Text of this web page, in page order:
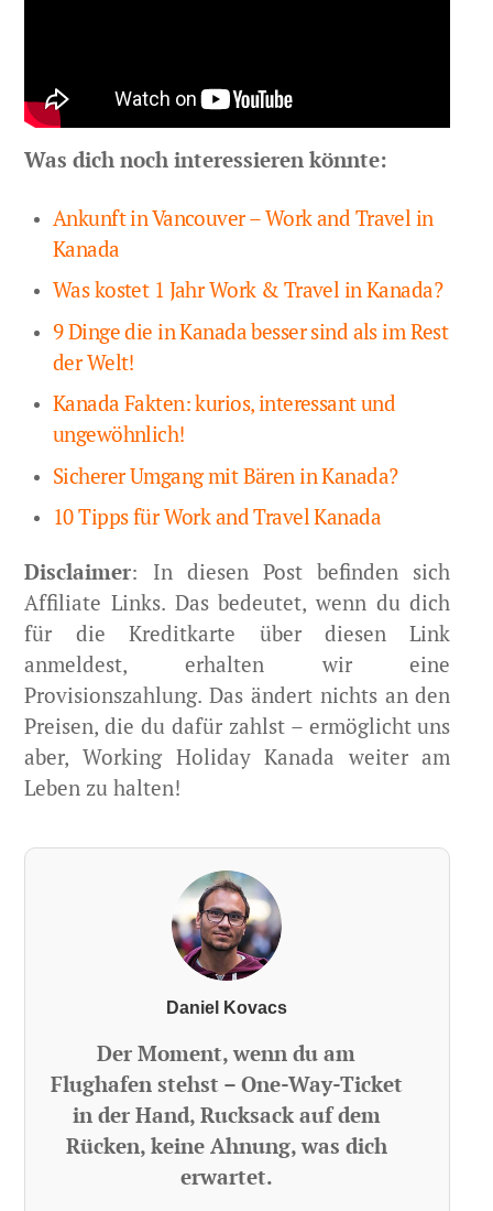
Was dich noch interessieren könnte:
Ankunft in Vancouver – Work and Travel in
Kanada
Was kostet 1 Jahr Work & Travel in Kanada?
9 Dinge die in Kanada besser sind als im Rest
der Welt!
Kanada Fakten: kurios, interessant und
ungewöhnlich!
Sicherer Umgang mit Bären in Kanada?
10 Tipps für Work and Travel Kanada
Disclaimer: In diesen Post befinden sich
Affiliate Links. Das bedeutet, wenn du dich
für die Kreditkarte über diesen Link
anmeldest, erhalten wir eine
Provisionszahlung. Das ändert nichts an den
Preisen, die du dafür zahlst – ermöglicht uns
aber, Working Holiday Kanada weiter am
Leben zu halten!
Daniel Kovacs
Der Moment, wenn du am
Flughafen stehst – One-Way-Ticket
in der Hand, Rucksack auf dem
Rücken, keine Ahnung, was dich
erwartet.